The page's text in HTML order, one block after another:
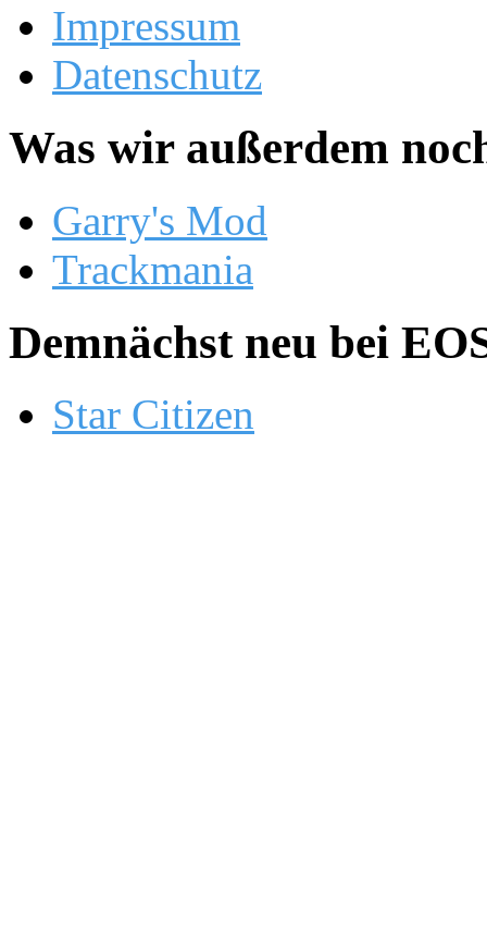
Impressum
Datenschutz
Was wir außerdem
Garry's Mod
Trackmania
Demnächst neu bei
Star Citizen